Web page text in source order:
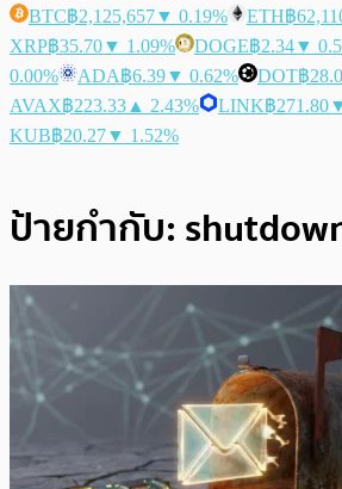
BTC฿2,125,657▼ 0.19% ETH฿
XRP฿35.70▼ 1.09% DOGE฿2.34▼
0.00%
ADA฿6.39▼ 0.62% DOT฿
AVAX฿223.33 ▲ 2.43% LINK฿271.80
KUB฿20.27▼ 1.52%
ป้ายกำกับ: